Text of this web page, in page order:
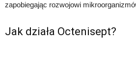
zapobiegając rozwojowi
Jak działa Octenisept?